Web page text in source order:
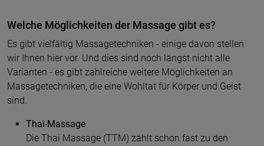
Welche Möglichkeiten der Massage gibt es?
Es gibt vielfältig Massagetechniken - einige davon stellen
wir Ihnen hier vor. Und dies sind noch längst nicht alle
Varianten - es gibt zahlreiche weitere Möglichkeiten an
Massagetechniken, die eine Wohltat für Körper und Geist
sind.
Thai-Massage
Die Thai Massage (TTM) zählt schon fast zu den